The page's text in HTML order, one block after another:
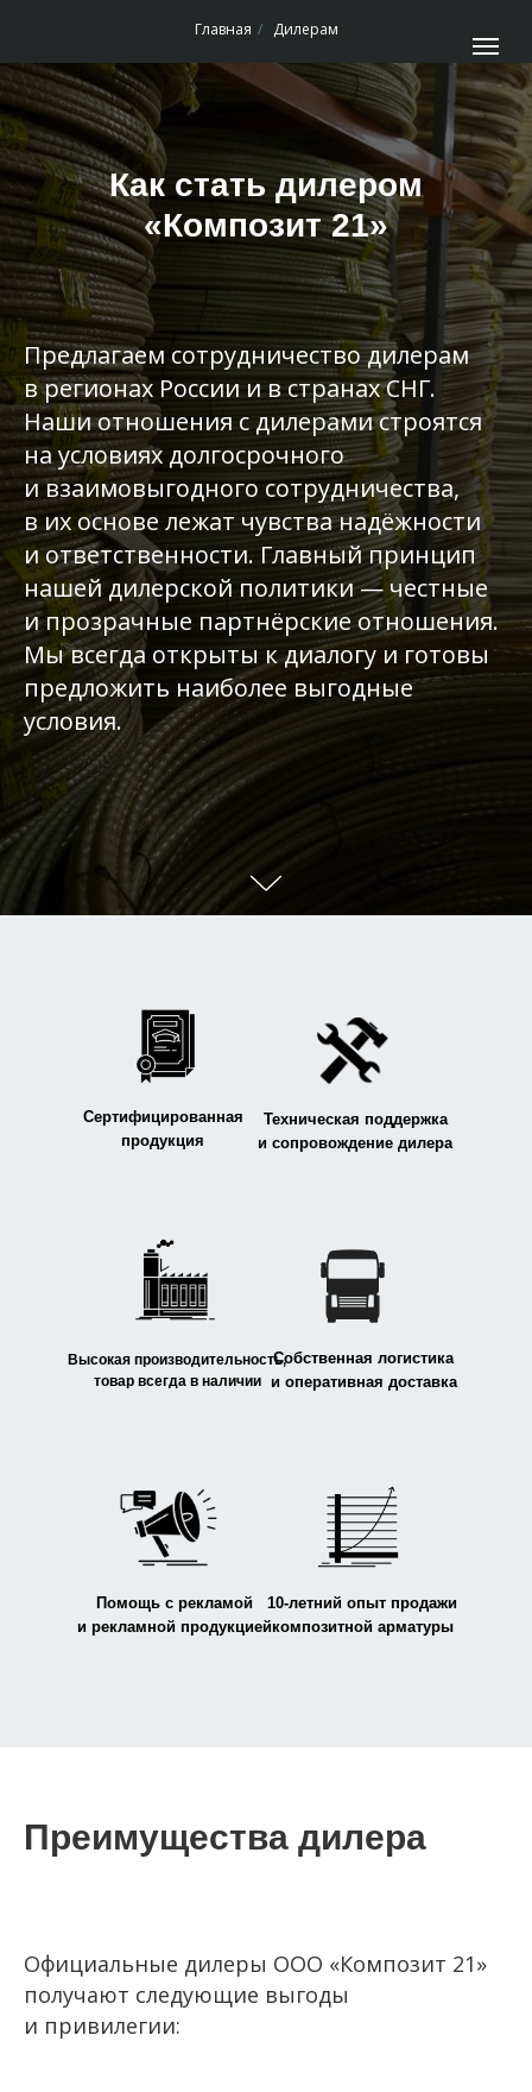
Главная / Дилерам
Как стать дилером
«Композит 21»
Предлагаем сотрудничество дилерам
в регионах России и в странах СНГ.
Наши отношения с дилерами строятся
на условиях долгосрочного
и взаимовыгодного сотрудничества,
в их основе лежат чувства надёжности
и ответственности. Главный принцип
нашей дилерской политики — честные
и прозрачные партнёрские отношения.
Мы всегда открыты к диалогу и готовы
предложить наиболее выгодные
условия.
Сертифицированная
продукция
Техническая поддержка
и сопровождение дилера
Высокая производительность,
товар всегда в наличии
Собственная логистика
и оперативная доставка
Помощь с рекламой
и рекламной продукцией
10-летний опыт продажи
композитной арматуры
Преимущества дилера
Официальные дилеры ООО «Композит 21»
получают следующие выгоды
и привилегии: